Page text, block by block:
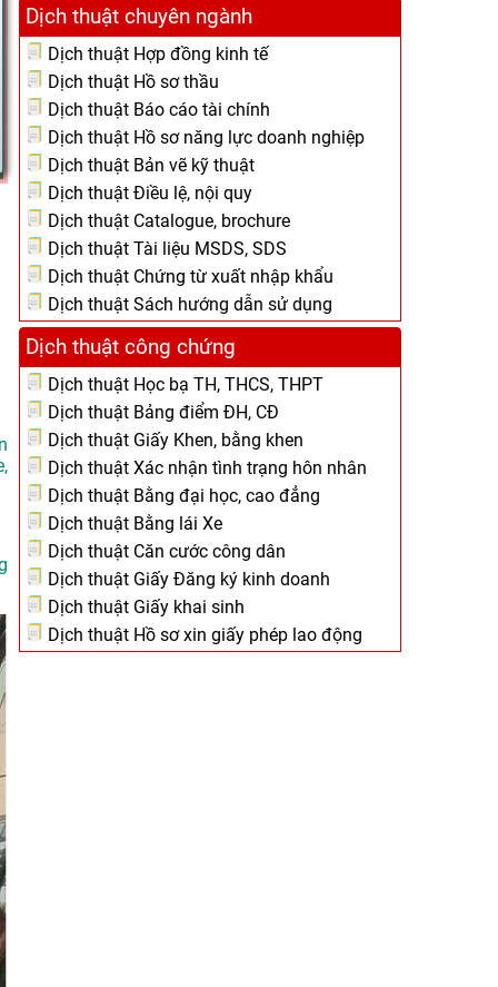
Dịch thuật chuyên ngành
Dịch thuật Hợp đồng kinh tế
Dịch thuật Hồ sơ thầu
Dịch thuật Báo cáo tài chính
Dịch thuật Hồ sơ năng lực doanh nghiệp
Dịch thuật Bản vẽ kỹ thuật
Dịch thuật Điều lệ, nội quy
Dịch thuật Catalogue, brochure
Dịch thuật Tài liệu MSDS, SDS
Dịch thuật Chứng từ xuất nhập khẩu
Dịch thuật Sách hướng dẫn sử dụng
Dịch thuật công chứng
Dịch thuật Học bạ TH, THCS, THPT
Dịch thuật Bảng điểm ĐH, CĐ
Dịch thuật Giấy Khen, bằng khen
Dịch thuật Xác nhận tình trạng hôn nhân
Dịch thuật Bằng đại học, cao đẳng
Dịch thuật Bằng lái Xe
Dịch thuật Căn cước công dân
Dịch thuật Giấy Đăng ký kinh doanh
Dịch thuật Giấy khai sinh
Dịch thuật Hồ sơ xin giấy phép lao động